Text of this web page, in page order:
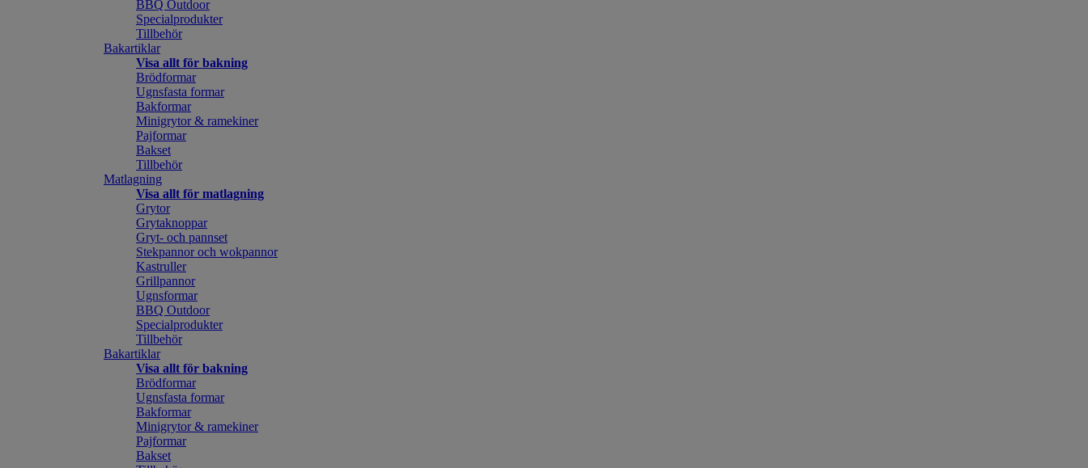
BBQ Outdoor
Specialprodukter
Tillbehör
Bakartiklar
Visa allt för bakning
Brödformar
Ugnsfasta formar
Bakformar
Minigrytor & ramekiner
Pajformar
Bakset
Tillbehör
Matlagning
Visa allt för matlagning
Grytor
Grytaknoppar
Gryt- och pannset
Stekpannor och wokpannor
Kastruller
Grillpannor
Ugnsformar
BBQ Outdoor
Specialprodukter
Tillbehör
Bakartiklar
Visa allt för bakning
Brödformar
Ugnsfasta formar
Bakformar
Minigrytor & ramekiner
Pajformar
Bakset